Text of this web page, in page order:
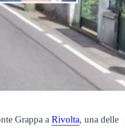
Grappa a Rivolta, una delle